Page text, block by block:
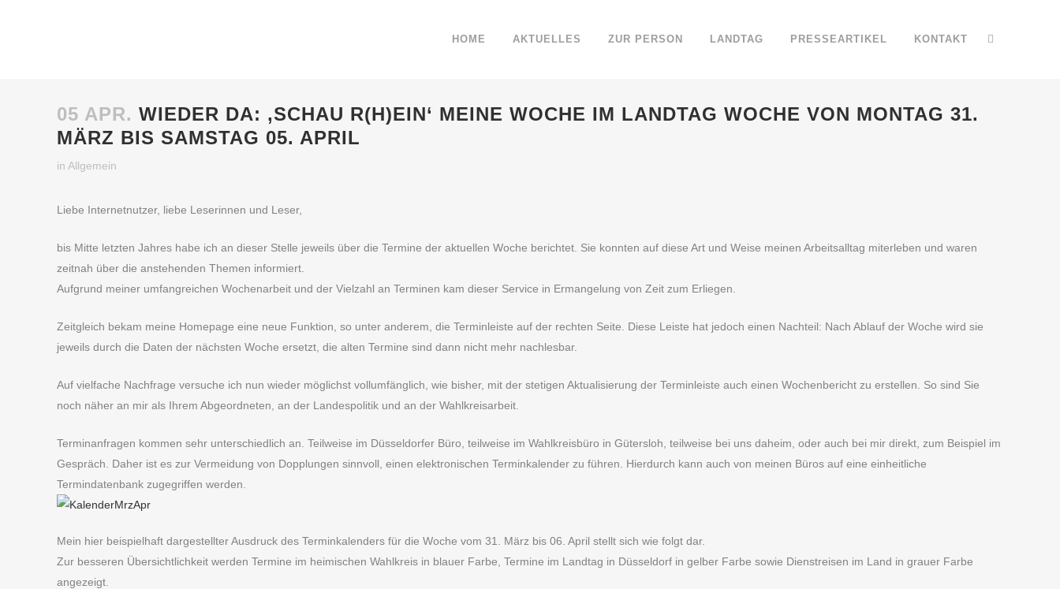
HOME AKTUELLES ZUR PERSON LANDTAG PRESSEARTIKEL KONTAKT
05 APR. WIEDER DA: ‚SCHAU R(H)EIN‘ MEINE WOCHE IM LANDTAG WOCHE VON MONTAG 31.
MÄRZ BIS SAMSTAG 05. APRIL
in Allgemein
Liebe Internetnutzer, liebe Leserinnen und Leser,
bis Mitte letzten Jahres habe ich an dieser Stelle jeweils über die Termine der aktuellen Woche berichtet. Sie konnten auf diese Art und Weise meinen Arbeitsalltag miterleben und waren
zeitnah über die anstehenden Themen informiert.
Aufgrund meiner umfangreichen Wochenarbeit und der Vielzahl an Terminen kam dieser Service in Ermangelung von Zeit zum Erliegen.
Zeitgleich bekam meine Homepage eine neue Funktion, so unter anderem, die Terminleiste auf der rechten Seite. Diese Leiste hat jedoch einen Nachteil: Nach Ablauf der Woche wird sie
jeweils durch die Daten der nächsten Woche ersetzt, die alten Termine sind dann nicht mehr nachlesbar.
Auf vielfache Nachfrage versuche ich nun wieder möglichst vollumfänglich, wie bisher, mit der stetigen Aktualisierung der Terminleiste auch einen Wochenbericht zu erstellen. So sind Sie
noch näher an mir als Ihrem Abgeordneten, an der Landespolitik und an der Wahlkreisarbeit.
Terminanfragen kommen sehr unterschiedlich an. Teilweise im Düsseldorfer Büro, teilweise im Wahlkreisbüro in Gütersloh, teilweise bei uns daheim, oder auch bei mir direkt, zum Beispiel im
Gespräch. Daher ist es zur Vermeidung von Dopplungen sinnvoll, einen elektronischen Terminkalender zu führen. Hierdurch kann auch von meinen Büros auf eine einheitliche
Termindatenbank zugegriffen werden.
Mein hier beispielhaft dargestellter Ausdruck des Terminkalenders für die Woche vom 31. März bis 06. April stellt sich wie folgt dar.
Zur besseren Übersichtlichkeit werden Termine im heimischen Wahlkreis in blauer Farbe, Termine im Landtag in Düsseldorf in gelber Farbe sowie Dienstreisen im Land in grauer Farbe
angezeigt.